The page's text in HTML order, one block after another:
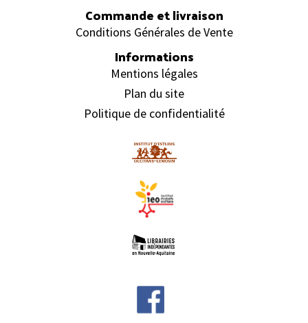
Commande et livraison
Conditions Générales de Vente
Informations
Mentions légales
Plan du site
Politique de confidentialité